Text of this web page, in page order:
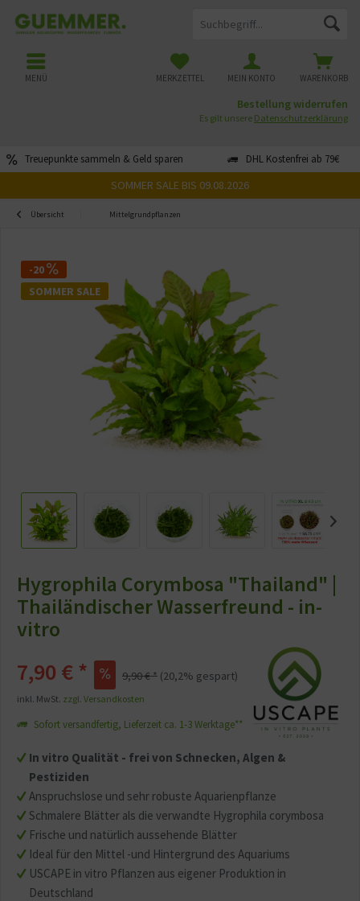
Treuepunkte sammeln & Geld sparen DHL Kostenfrei ab 79€
WARENKORB
MERKZETTEL MEIN KONTO
MENÜ
Bestellung widerrufen
Es gilt unsere Datenschutzerklärung
SOMMER SALE BIS 09.08.2026
Übersicht Mittelgrundpflanzen
-20
SOMMER SALE
Hygrophila Corymbosa "Thailand" |
Thailändischer Wasserfreund - in-
vitro
In vitro Qualität - frei von Schnecken, Algen &
Pestiziden
Anspruchslose und sehr robuste Aquarienpflanze
Schmalere Blätter als die verwandte Hygrophila corymbosa
Frische und natürlich aussehende Blätter
Ideal für den Mittel -und Hintergrund des Aquariums
USCAPE in vitro Pflanzen aus eigener Produktion in
Deutschland
7,90 €* 9,90 €* (20,2% gespart)
inkl. MwSt. zzgl. Versandkosten
Sofort versandfertig, Lieferzeit ca. 1-3 Werktage**